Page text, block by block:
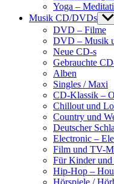
Yoga –
Musik CD/DVDs
sub
DVD – Filme
DVD – Musik
Neue CD-s
Gebrauchte
Alben
Singles / Maxi
CD-Klassik –
Chillout und
Country und
Deutscher
Electronic –
Film und TV-
Für Kinder und
Hip-Hop –
Hörspiele /